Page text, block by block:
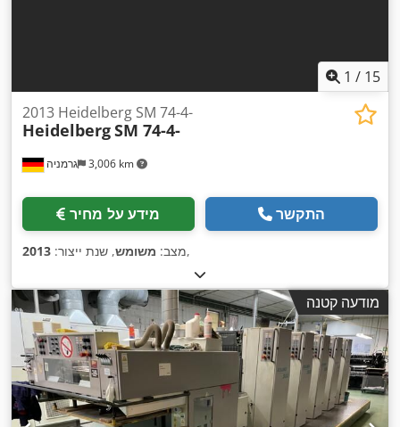
1 / 15
גרמניה 3,006 km
2013 Heidelberg SM 74-4-
HeidelbergSM 74-4-
מידע על מחיר התקשר
מצב: משומש, שנת ייצור: 2013 ,
מודעה קטנה